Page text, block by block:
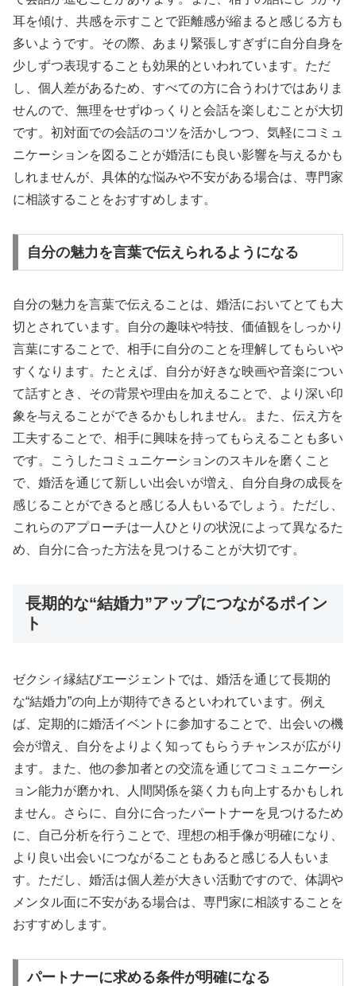
耳を傾け、共感を示すことで距離感が縮まると感じる方も
多いようです。その際、あまり緊張しすぎずに自分自身を
少しずつ表現することも効果的といわれています。ただ
し、個人差があるため、すべての方に合うわけではありま
せんので、無理をせずゆっくりと会話を楽しむことが大切
です。初対面での会話のコツを活かしつつ、気軽にコミュ
ニケーションを図ることが婚活にも良い影響を与えるかも
しれませんが、具体的な悩みや不安がある場合は、専門家
に相談することをおすすめします。
自分の魅力を言葉で伝えられるようになる
自分の魅力を言葉で伝えることは、婚活においてとても大
切とされています。自分の趣味や特技、価値観をしっかり
言葉にすることで、相手に自分のことを理解してもらいや
すくなります。たとえば、自分が好きな映画や音楽につい
て話すとき、その背景や理由を加えることで、より深い印
象を与えることができるかもしれません。また、伝え方を
工夫することで、相手に興味を持ってもらえることも多い
です。こうしたコミュニケーションのスキルを磨くこと
で、婚活を通じて新しい出会いが増え、自分自身の成長を
感じることができると感じる人もいるでしょう。ただし、
これらのアプローチは一人ひとりの状況によって異なるた
め、自分に合った方法を見つけることが大切です。
長期的な“結婚力”アップにつながるポイン
ト
ゼクシィ縁結びエージェントでは、婚活を通じて長期的
な“結婚力”の向上が期待できるといわれています。例え
ば、定期的に婚活イベントに参加することで、出会いの機
会が増え、自分をよりよく知ってもらうチャンスが広がり
ます。また、他の参加者との交流を通じてコミュニケーシ
ョン能力が磨かれ、人間関係を築く力も向上するかもしれ
ません。さらに、自分に合ったパートナーを見つけるため
に、自己分析を行うことで、理想の相手像が明確になり、
より良い出会いにつながることもあると感じる人もいま
す。ただし、婚活は個人差が大きい活動ですので、体調や
メンタル面に不安がある場合は、専門家に相談することを
おすすめします。
パートナーに求める条件が明確になる